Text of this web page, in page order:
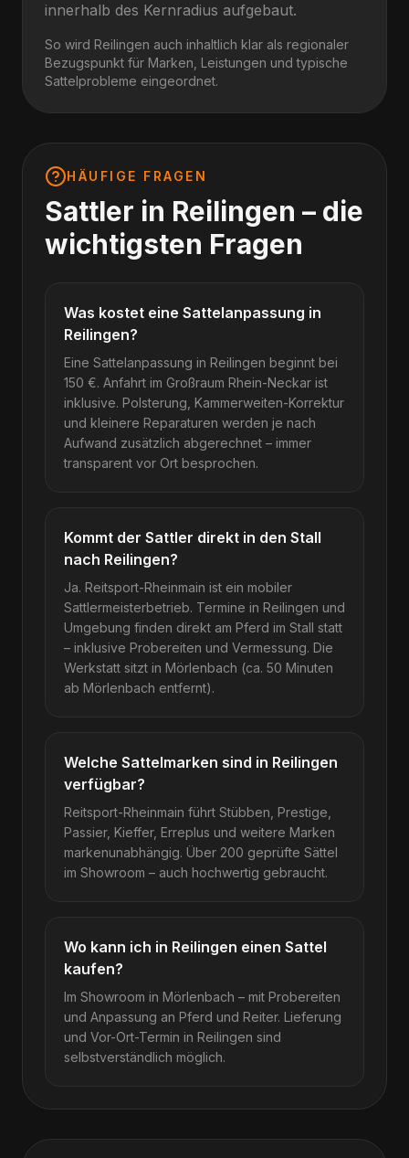
innerhalb des Kernradius aufgebaut.
So wird Reilingen auch inhaltlich klar als regionaler
Bezugspunkt für Marken, Leistungen und typische
Sattelprobleme eingeordnet.
HÄUFIGE FRAGEN
Sattler in Reilingen – die
wichtigsten Fragen
Was kostet eine Sattelanpassung in
Reilingen?
Eine Sattelanpassung in Reilingen beginnt bei
150 €. Anfahrt im Großraum Rhein-Neckar ist
inklusive. Polsterung, Kammerweiten-Korrektur
und kleinere Reparaturen werden je nach
Aufwand zusätzlich abgerechnet – immer
transparent vor Ort besprochen.
Kommt der Sattler direkt in den Stall
nach Reilingen?
Ja. Reitsport-Rheinmain ist ein mobiler
Sattlermeisterbetrieb. Termine in Reilingen und
Umgebung finden direkt am Pferd im Stall statt
– inklusive Probereiten und Vermessung. Die
Werkstatt sitzt in Mörlenbach (ca. 50 Minuten
ab Mörlenbach entfernt).
Welche Sattelmarken sind in Reilingen
verfügbar?
Reitsport-Rheinmain führt Stübben, Prestige,
Passier, Kieffer, Erreplus und weitere Marken
markenunabhängig. Über 200 geprüfte Sättel
im Showroom – auch hochwertig gebraucht.
Wo kann ich in Reilingen einen Sattel
kaufen?
Im Showroom in Mörlenbach – mit Probereiten
und Anpassung an Pferd und Reiter. Lieferung
und Vor-Ort-Termin in Reilingen sind
selbstverständlich möglich.